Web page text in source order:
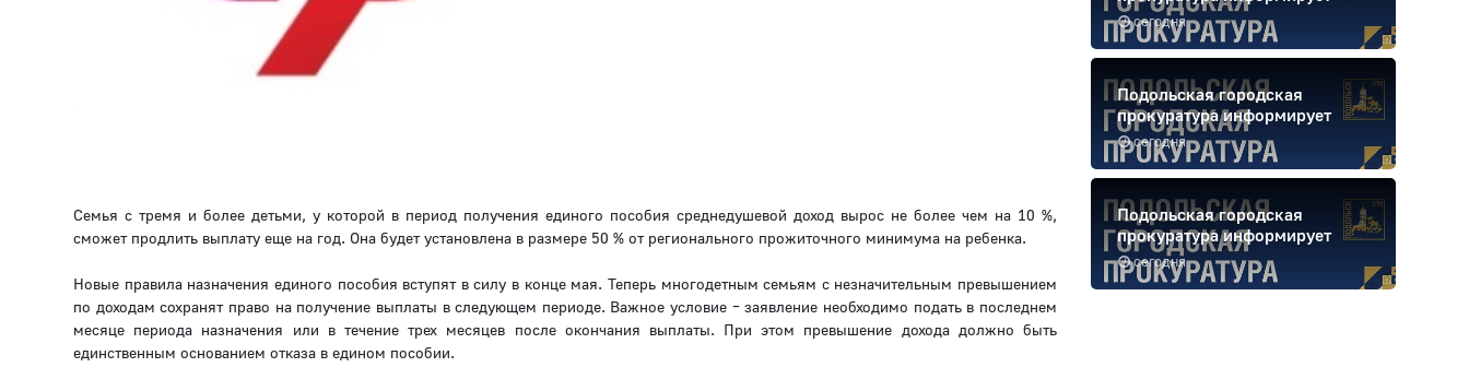
Семья с тремя и более детьми, у которой в период получения единого пособия среднедушевой доход вырос не более чем на 10 %,
сможет продлить выплату еще на год. Она будет установлена в размере 50 % от регионального прожиточного минимума на ребенка.
Новые правила назначения единого пособия вступят в силу в конце мая. Теперь многодетным семьям с незначительным превышением
по доходам сохранят право на получение выплаты в следующем периоде. Важное условие – заявление необходимо подать в последнем
месяце периода назначения или в течение трех месяцев после окончания выплаты. При этом превышение дохода должно быть
единственным основанием отказа в едином пособии.
сегодня
сегодня
Подольская городская
прокуратура информирует
сегодня
Подольская городская
прокуратура информирует